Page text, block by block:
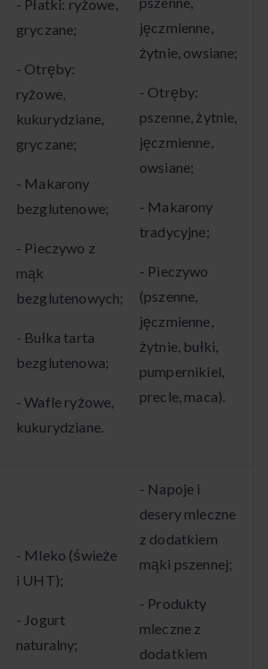
- Płatki: ryżowe,
gryczane;
- Otręby:
ryżowe,
kukurydziane,
gryczane;
- Makarony
bezglutenowe;
- Pieczywo z
mąk
bezglutenowych;
- Bułka tarta
bezglutenowa;
- Wafle ryżowe,
kukurydziane.
jęczmienne,
żytnie, owsiane;
- Otręby:
pszenne, żytnie,
jęczmienne,
owsiane;
- Makarony
tradycyjne;
- Pieczywo
(pszenne,
jęczmienne,
żytnie, bułki,
pumpernikiel,
precle, maca).
- Mleko (świeże
i UHT);
- Jogurt
naturalny;
- Napoje i
desery mleczne
z dodatkiem
mąki pszennej;
- Produkty
mleczne z
dodatkiem